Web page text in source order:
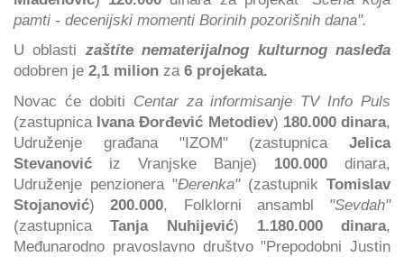
pamti - decenijski momenti Borinih pozorišnih dana".
U oblasti zaštite nematerijalnog kulturnog nasleđa
odobren je 2,1 milion za 6 projekata.
Novac će dobiti Centar za informisanje TV Info Puls
(zastupnica Ivana Đorđević Metodiev) 180.000 dinara,
Udruženje građana "IZOM" (zastupnica Jelica
Stevanović iz Vranjske Banje) 100.000
dinara,
Udruženje penzionera "Đerenka"(zastupnik Tomislav
Stojanović)200.000, Folklorni ansambl "Sevdah"
(zastupnicaTanja Nuhijević) 1.180.000 dinara,
Međunarodno pravoslavno društvo "Prepodobni Justin